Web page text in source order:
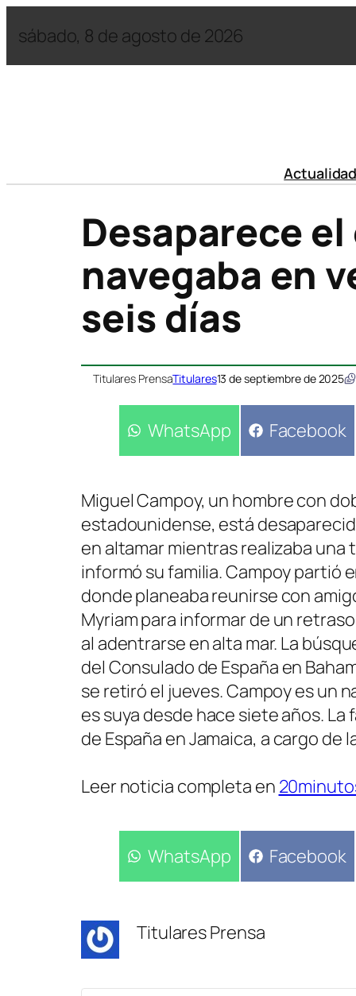
sábado, 8 de agosto de 2026
Actualidad
Desaparece
navegaba en
seis días
Titulares PrensaTitulares13 de septiembre de 2025
Compartir
WhatsApp Compartir
Facebook
Miguel Campoy, un hombre con
estadounidense, está
en altamar mientras realizaba una
informó su familia. Campoy partió
donde planeaba reunirse con
Myriam para informar de un
al adentrarse en alta mar. La
del Consulado de España en
se retiró el jueves. Campoy es un
es suya desde hace siete años.
de España en Jamaica, a cargo de
Leer noticia completa en
Compartir
WhatsApp Compartir
Facebook
Titulares Prensa